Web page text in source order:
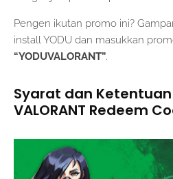
Pengen ikutan promo ini?
install YODU dan masukkan
“YODUVALORANT”.
Syarat dan Ketentuan
VALORANT Redeem